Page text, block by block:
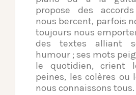
propose des
nous bercent, parfois
toujours nous
des textes alliant
humour ; ses mots
le quotidien, crient
peines, les colères ou
nous connaissons tous.